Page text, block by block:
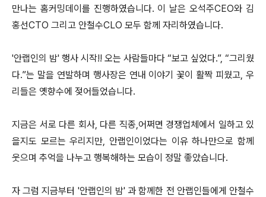
만나는 홈커밍데이를 진행하였습니다. 이 날은 오석주CEO와 김
홍선CTO 그리고 안철수CLO 모두 함께 자리하였습니다.
'안랩인의 밤' 행사 시작!! 오는 사람들마다 “보고 싶었다.”, “그리웠
다.”는 말을 연발하며 행사장은 연내 이야기 꽃이 활짝 피웠고, 우
리들은 옛향수에 젖어들었습니다.
지금은 서로 다른 회사, 다른 직종,어쩌면 경쟁업체에서 일하고 있
을지도 모르는 우리지만, 안랩인이었다는 이유 하나만으로 함께
웃으며 추억을 나누고 행복해하는 모습이 정말 좋았습니다.
자 그럼 지금부터 '안랩인의 밤' 과 함께한 전 안랩인들에게 안철수